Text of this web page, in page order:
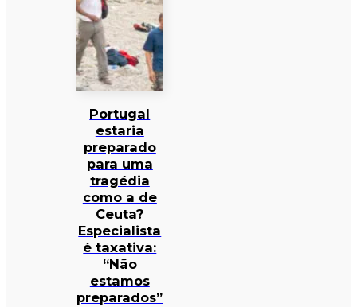
Portugal
estaria
preparado
para uma
tragédia
como a de
Ceuta?
Especialista
é taxativa:
“Não
estamos
preparados”